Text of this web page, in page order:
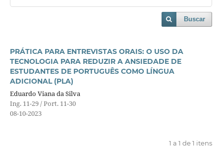
Buscar
PRÁTICA PARA ENTREVISTAS ORAIS: O USO DA
TECNOLOGIA PARA REDUZIR A ANSIEDADE DE
ESTUDANTES DE PORTUGUÊS COMO LÍNGUA
ADICIONAL (PLA)
Eduardo Viana da Silva
Ing. 11-29 / Port. 11-30
08-10-2023
1 a 1 de 1 itens